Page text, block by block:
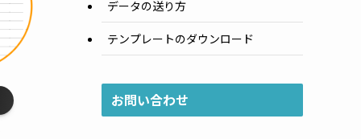
データの送り方
テンプレートのダウンロード
お問い合わせ